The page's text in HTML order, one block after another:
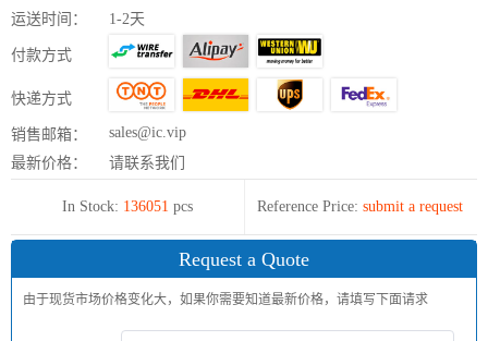
运送时间：
1-2天
付款方式
快递方式
销售邮箱：
sales@ic.vip
最新价格：
请联系我们
In Stock: 136051 pcs Reference Price: submit a request
Request a Quote
由于现货市场价格变化大，如果你需要知道最新价格，请填写下面请求